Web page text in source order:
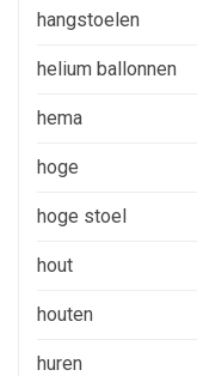
hangstoelen
helium ballonnen
hema
hoge
hoge stoel
hout
houten
huren